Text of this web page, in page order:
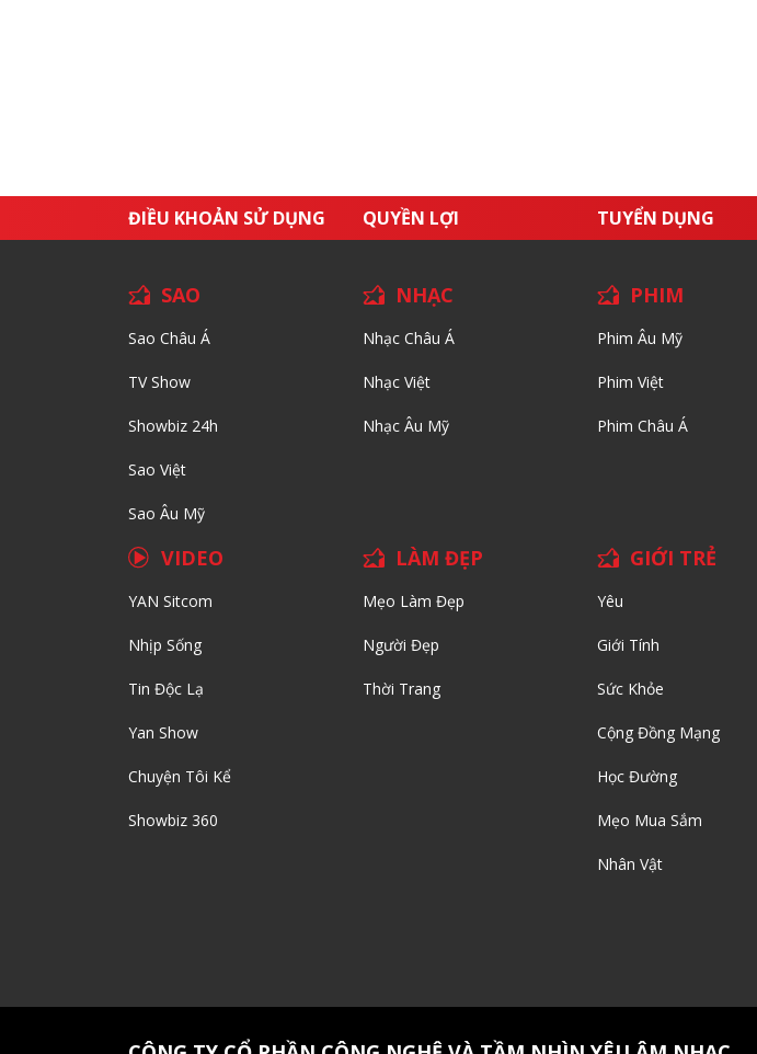
ĐIỀU KHOẢN SỬ DỤNG QUYỀN LỢI TUYỂN DỤNG
SAO
Sao Châu Á
TV Show
Showbiz 24h
Sao Việt
Sao Âu Mỹ
NHẠC
Nhạc Châu Á
Nhạc Việt
Nhạc Âu Mỹ
PHIM
Phim Âu Mỹ
Phim Việt
Phim Châu Á
VIDEO
YAN Sitcom
Nhịp Sống
Tin Độc Lạ
Yan Show
Chuyện Tôi Kể
Showbiz 360
LÀM ĐẸP
Mẹo Làm Đẹp
Người Đẹp
Thời Trang
GIỚI TRẺ
Yêu
Giới Tính
Sức Khỏe
Cộng Đồng Mạng
Học Đường
Mẹo Mua Sắm
Nhân Vật